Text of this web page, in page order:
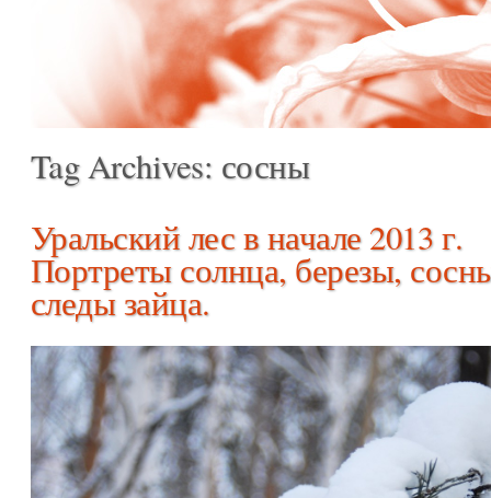
Tag Archives: сосны
Уральский лес в начале 2013 г.
Портреты солнца, березы,
следы зайца.